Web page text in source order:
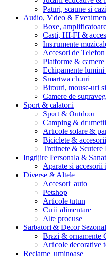
Paturi, scaune si
Audio, Video &
Boxe,
Casti, HI-FI &
Instrumente
Accesori de Telefon
Platforme &
Echipamente lumini
Smartwatch-uri
Birouri, mouse-uri
Camere de
Sport & calatorii
Sport & Outdoor
Camping & drumetii
Articole solare &
Biciclete & accesorii
Trotinete & Scutere
Ingrijire Personala &
Aparate si accesorii
Diverse & Altele
Accesorii auto
Petshop
Articole tutun
Cutii alimentare
Alte produse
Sarbatori & Decor Sezonal
Brazi & ornamente
Articole decorative
Reclame luminoase